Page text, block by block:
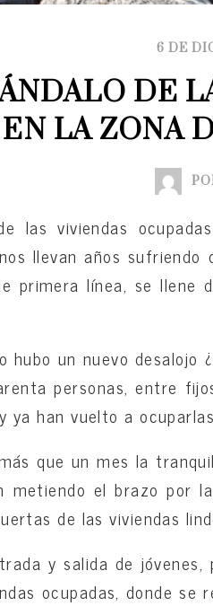
6 DE
DE
EN LA ZONA
las viviendas
llevan años sufriendo
primera línea, se llene
hubo un nuevo
personas, entre
ya han vuelto a
que un mes la
metiendo el brazo por
de las viviendas
y salida de
ocupadas, donde